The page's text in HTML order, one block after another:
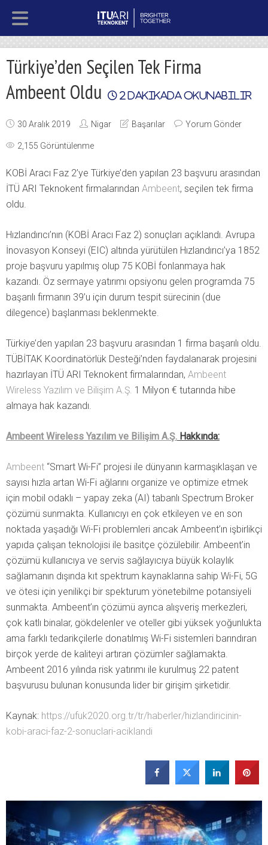
Türkiye’den Seçilen Tek Firma
Ambeent Oldu
2 dakikada okunabilir
30 Aralık 2019 Nigar Başarılar Yorum Gönder
2,155 Görüntülenme
KOBİ Aracı Faz 2’ye Türkiye’den yapılan 23 başvuru arasından
İTÜ ARI Teknokent firmalarından Ambeent, seçilen tek firma
oldu.
Hızlandırıcı’nın (KOBİ Aracı Faz 2) sonuçları açıklandı. Avrupa
İnovasyon Konseyi (EIC) altında yürütülen Hızlandırıcı’ya 1852
proje başvuru yapılmış olup 75 KOBİ fonlanmaya hak
kazandı. Öz sermaye yatırımı opsiyonu gelen programda 75
başarılı firmanın 39’u için durum tespit sürecinin (due
dilegence) başlanması beklenmekte.
Türkiye’den yapılan 23 başvuru arasından 1 firma başarılı oldu.
TÜBİTAK Koordinatörlük Desteği’nden faydalanarak projesini
hazırlayan İTÜ ARI Teknokent firmalarından, Ambeent
Wireless Yazılım ve Bilişim A.Ş. 1 Milyon € tutarında hibe
almaya hak kazandı.
Ambeent Wireless Yazılım ve Bilişim A.Ş. Hakkında:
Ambeent “Smart Wi-Fi” projesi ile dünyanın karmaşıklaşan ve
sayısı hızla artan Wi-Fi ağlarını organize ve optimize etmek
için mobil odaklı – yapay zeka (AI) tabanlı Spectrum Broker
çözümü sunmakta. Kullanıcıyı en çok etkileyen ve en son
noktada yaşadığı Wi-Fi problemleri ancak Ambeent’ın işbirlikçi
yapıda çalışan teknolojisi ile basitçe çözülebilir. Ambeent’in
çözümü kullanıcıya ve servis sağlayıcıya büyük kolaylık
sağlamanın dışında kıt spektrum kaynaklarına sahip Wi-Fi, 5G
ve ötesi için yenilikçi bir spekturum yönetebilme potansiyeli
sunmakta. Ambeent’ın çözümü ayrıca alışveriş merkezleri,
çok katlı binalar, gökdelenler ve oteller gibi yüksek yoğunlukta
ama farklı tedarikçilerle donatılmış Wi-Fi sistemleri barındıran
birçok yerde de kaliteyi artıran çözümler sağlamakta.
Ambeent 2016 yılında risk yatırımı ile kurulmuş 22 patent
başvurusu bulunan konusunda lider bir girişim şirketidir.
Kaynak: https://ufuk2020.org.tr/tr/haberler/hizlandiricinin-
kobi-araci-faz-2-sonuclari-aciklandi